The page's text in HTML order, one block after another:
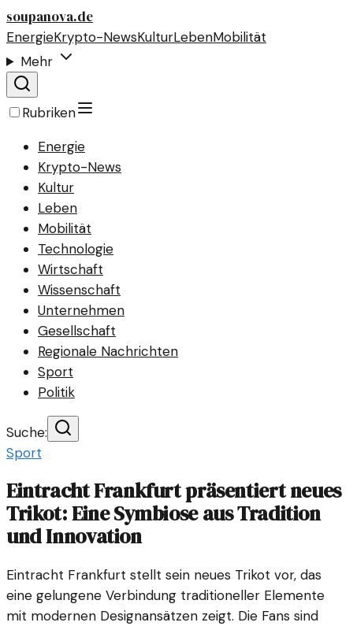
soupanova.de
EnergieKrypto-NewsKulturLebenMobilität
Mehr
Rubriken
Energie
Krypto-News
Kultur
Leben
Mobilität
Technologie
Wirtschaft
Wissenschaft
Unternehmen
Gesellschaft
Regionale Nachrichten
Sport
Politik
Suche:
Sport
Eintracht Frankfurt präsentiert neues
Trikot: Eine Symbiose aus Tradition
und Innovation
Eintracht Frankfurt stellt sein neues Trikot vor, das
eine gelungene Verbindung traditioneller Elemente
mit modernen Designansätzen zeigt. Die Fans sind